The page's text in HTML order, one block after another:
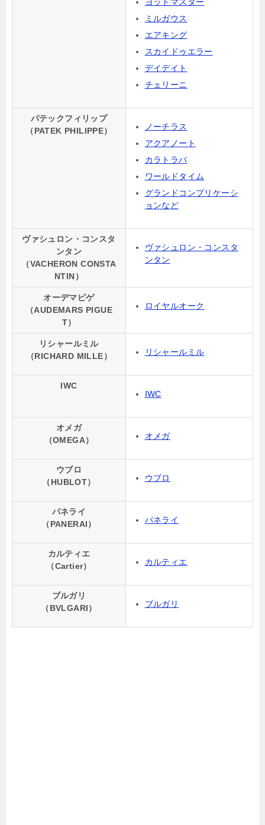
ミルガウス
エアキング
スカイドゥエラー
デイデイト
チェリーニ
パテックフィリップ
（PATEK PHILIPPE）
ノーチラス
アクアノート
カラトラバ
ワールドタイム
グランドコンプリケーシ
ョンなど
ヴァシュロン・コンスタ
ンタン
（VACHERON CONSTA
NTIN）
ヴァシュロン・コンスタ
ンタン
オーデマピゲ
（AUDEMARS PIGUE
T）
ロイヤルオーク
リシャールミル
（RICHARD MILLE）
リシャールミル
IWC
IWC
オメガ
（OMEGA）
オメガ
ウブロ
（HUBLOT）
ウブロ
パネライ
（PANERAI）
パネライ
カルティエ
（Cartier）
カルティエ
ブルガリ
（BVLGARI）
ブルガリ